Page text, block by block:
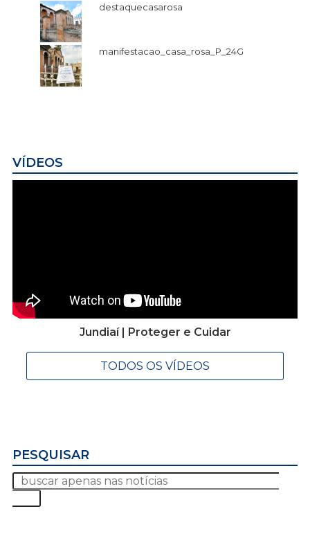
destaquecasarosa
manifestacao_casa_rosa_P_24G
VÍDEOS
Jundiaí | Proteger e Cuidar
TODOS OS VÍDEOS
PESQUISAR